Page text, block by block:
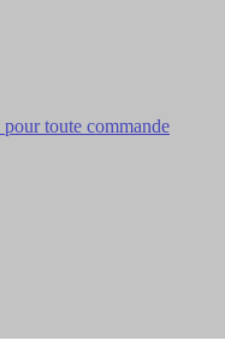
pour toute commande